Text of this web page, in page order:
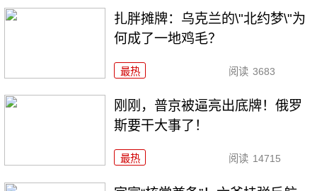
扎胖摊牌：乌克兰的\"北约梦\"为
何成了一地鸡毛？
最热 阅读 3683
刚刚，普京被逼亮出底牌！俄罗
斯要干大事了！
最热 阅读 14715